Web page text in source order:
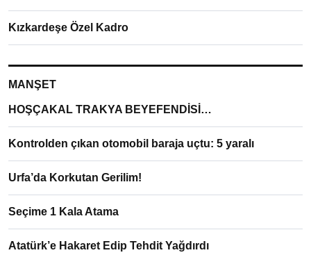
Kızkardeşe Özel Kadro
MANŞET
HOŞÇAKAL TRAKYA BEYEFENDİSİ…
Kontrolden çıkan otomobil baraja uçtu: 5 yaralı
Urfa’da Korkutan Gerilim!
Seçime 1 Kala Atama
Atatürk’e Hakaret Edip Tehdit Yağdırdı